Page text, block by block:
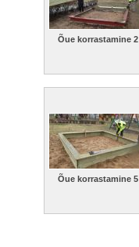
Õue korrastamine 2
Õue korrastamine 5